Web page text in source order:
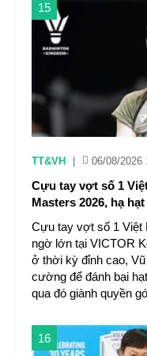
15
TT&VH 06/08/2026
Cựu tay vợt số 1
Masters 2026, hạ
Cựu tay vợt số 1 Việt
ngờ lớn tại VICTOR
ở thời kỳ đỉnh cao,
cường để đánh bại
qua đó giành quyền
16